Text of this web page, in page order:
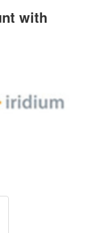
with